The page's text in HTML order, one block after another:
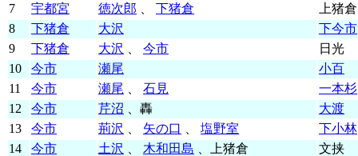
7
宇都宮 徳次郎 下猪倉
上猪倉
8
下猪倉 大沢
下今市
9
下猪倉 大沢 今市
日光
10
今市 瀬尾
小百
11
今市 瀬尾 石見
一本杉
12
今市 芹沼 、轟
大渡
13
今市 荊沢 矢の口 塩野室
下小林
14
今市 土沢 木和田島 、上猪倉
文挟